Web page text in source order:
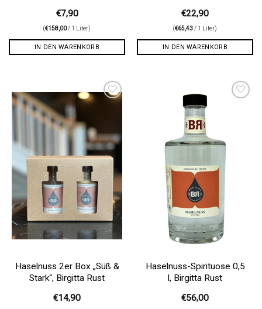
€7,90
(€158,00/ 1 Liter)
IN DEN WARENKORB
€22,90
(€65,43/ 1 Liter)
IN DEN WARENKORB
Auf die
Haselnuss 2er Box „Süß &
Stark“, Birgitta Rust
€14,90
Haselnuss-Spirituose 0,5
l, Birgitta Rust
€56,00